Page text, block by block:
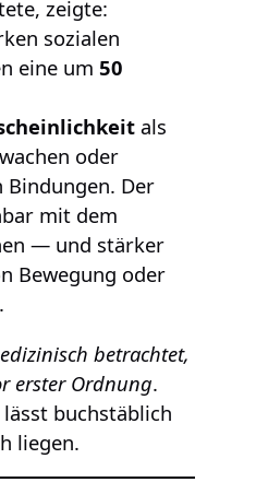
zeigte:
sozialen
eine um 50
als
oder
Bindungen. Der
mit dem
— und stärker
Bewegung oder
betrachtet,
erster Ordnung.
buchstäblich
liegen.